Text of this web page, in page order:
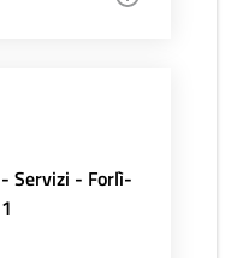
Servizi - Forlì-